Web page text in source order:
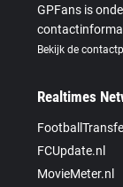
GPFans is
Bekijk de
Realtimes
FCUpdate.nl
MovieMeter.nl